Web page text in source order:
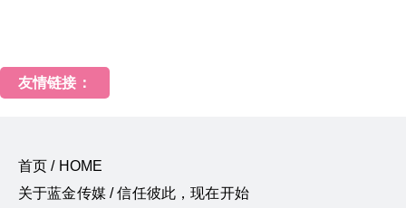
友情链接：
首页 / HOME
关于蓝金传媒 / 信任彼此，现在开始